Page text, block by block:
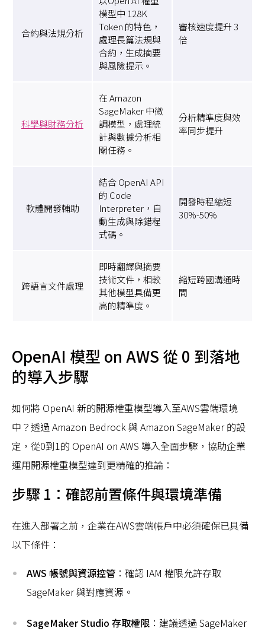
合約與法規分析
模型中 128K
Token 的特色，
處理長篇法規與
合約，生成摘要
與風險提示。
審核速度提升 3
倍
科學與財務分析
在 Amazon
SageMaker 中微
調模型，處理統
計與數據分析相
關任務。
分析精準度與效
率同步提升
軟體開發輔助
結合 OpenAI API
的 Code
Interpreter，自
動生成與除錯程
式碼。
開發時程縮短
30%-50%
跨語言文件處理
即時翻譯與摘要
技術文件，相較
其他模型具備更
高的精準度。
縮短跨國溝通時
間
OpenAI 模型 on AWS 從 0 到落地
的導入步驟
如何將 OpenAI 新的開源權重模型導入至AWS雲端環境
中？透過 Amazon Bedrock 與 Amazon SageMaker 的設
定，從0到1的 OpenAI on AWS 導入全面步驟，協助企業
運用開源權重模型達到更精確的推論：
步驟 1：確認前置條件與環境準備
在進入部署之前，企業在AWS雲端帳戶中必須確保已具備
以下條件：
AWS 帳號與資源控管 ：確認 IAM 權限允許存取
SageMaker 與對應資源。
SageMaker Studio 存取權限 ：建議透過 SageMaker